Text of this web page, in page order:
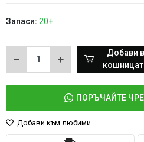
Запаси: 20+
Добави в
ПОРЪЧАЙТЕ
Добави към любими